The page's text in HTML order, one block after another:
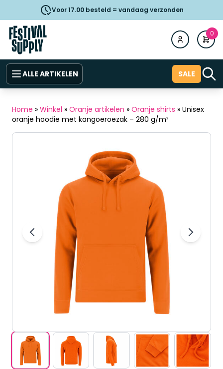
Voor 17.00 besteld = vandaag verzonden
0
ALLE ARTIKELEN SALE
Home » Winkel » Oranje artikelen » Oranje shirts » Unisex
oranje hoodie met kangoeroezak – 280 g/m²